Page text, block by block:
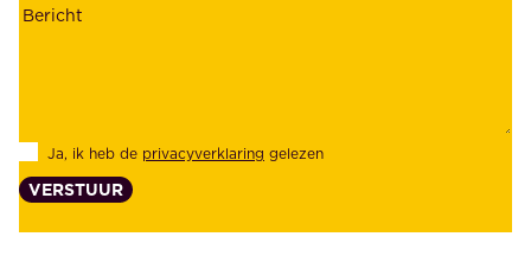
h
e
n
a
n
t
Ja, ik heb de privacyverklaring gelezen
VERSTUUR